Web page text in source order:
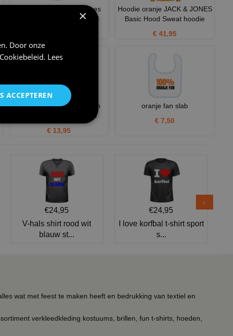
Sport T-shirt oranje dames
zonder mouw te personal
Hoodie oranje JACK & JONES
Basic Hood Sweat hoodie
€ 41,95
papa heeft eenmaal in zijn
leven raak geschoten ro
€ 13,95
oranje fan slab
€ 7,50
€24,95
V-hals shirt rood wit
blauw st...
€24,95
I love korfbal t-shirt sport
s...
wat met feest te maken heeft en bedrukking van textiel en
verkleedkleding kostuums, brillen, fun t-shirts, hoeden,
×
Door onze
Cookiebeleid. Lees
ACCEPTEREN